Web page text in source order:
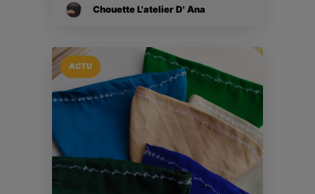
Chouette L'atelier D' Ana
ACTU